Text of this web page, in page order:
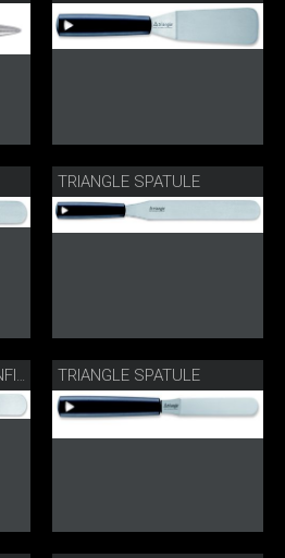
TRIANGLE SPATULE
TRIANGLE SPATULE CONFISERIE TRIANGLE SPATULE